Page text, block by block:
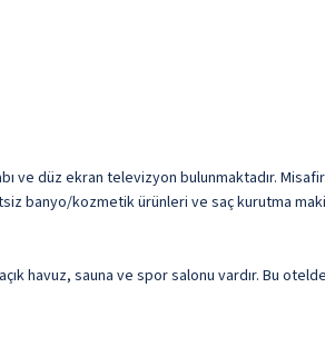
ve düz ekran televizyon bulunmaktadır.
banyo/kozmetik ürünleri ve saç kurutma
havuz, sauna ve spor salonu vardır. Bu